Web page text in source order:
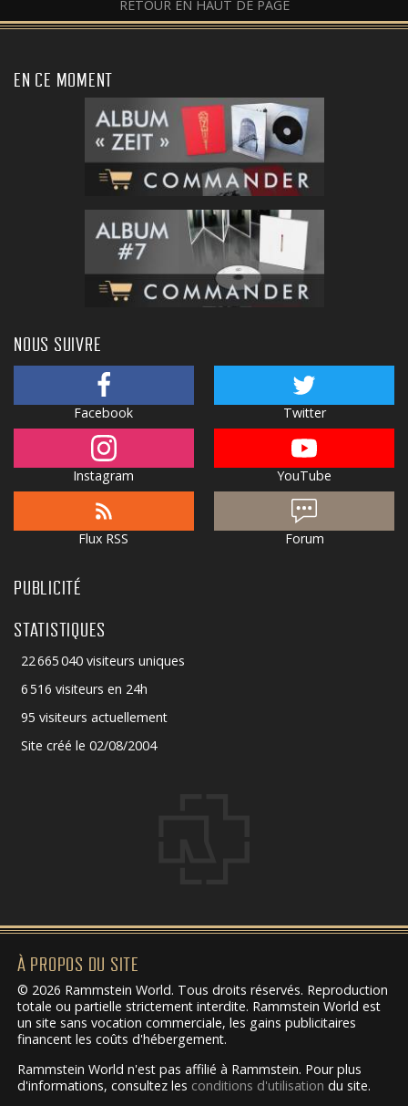
RETOUR EN HAUT DE PAGE
EN CE MOMENT
NOUS SUIVRE
Facebook Twitter
Instagram YouTube
Flux RSS Forum
PUBLICITÉ
STATISTIQUES
22 665 040 visiteurs uniques
6 516 visiteurs en 24h
95 visiteurs actuellement
Site créé le 02/08/2004
À PROPOS DU SITE
© 2026 Rammstein World. Tous droits réservés. Reproduction
totale ou partielle strictement interdite. Rammstein World est
un site sans vocation commerciale, les gains publicitaires
financent les coûts d'hébergement.
Rammstein World n'est pas affilié à Rammstein. Pour plus
d'informations, consultez les conditions d'utilisation du site.